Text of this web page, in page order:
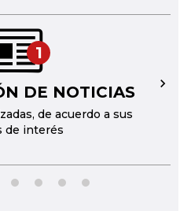
1
DE NOTICIAS
de acuerdo a sus
de interés
→